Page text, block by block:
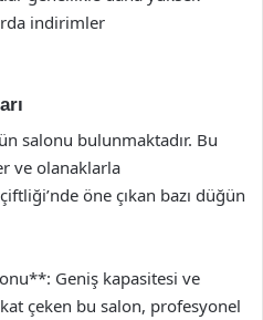
indirimler
salonu bulunmaktadır. Bu
ve olanaklarla
öne çıkan bazı düğün
Geniş kapasitesi ve
çeken bu salon, profesyonel